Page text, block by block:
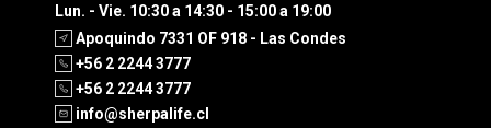
Lun. - Vie. 10:30 a 14:30 - 15:00 a 19:00
Apoquindo 7331 OF 918 - Las Condes
+56 2 2244 3777
+56 2 2244 3777
info@sherpalife.cl